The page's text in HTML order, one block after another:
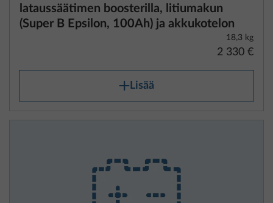
lataussäätimen boosterilla, litiumakun
(Super B Epsilon, 100Ah) ja akkukotelon
18,3 kg
2 330 €
Lisää